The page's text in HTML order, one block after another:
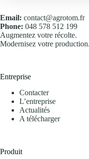
Email: contact@agrotom.fr
Phone: 048 578 512 199
Augmentez votre récolte.
Modernisez votre production.
Entreprise
Contacter
L’entreprise
Actualités
A télécharger
Produit